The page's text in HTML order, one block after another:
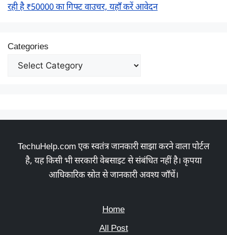
रही है ₹50000 का गिफ्ट वाउचर, यहाँ करें आवेदन
Categories
TechuHelp.com एक स्वतंत्र जानकारी साझा करने वाला पोर्टल
है, यह किसी भी सरकारी वेबसाइट से संबंधित नहीं है। कृपया
आधिकारिक स्रोत से जानकारी अवश्य जाँचें।
Home
All Post